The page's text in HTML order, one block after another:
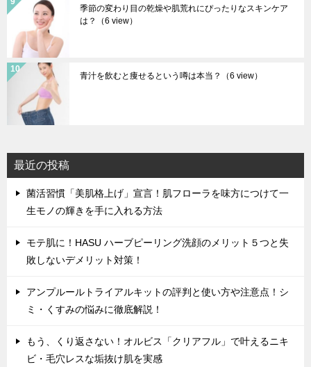
季節の変わり目の乾燥や肌荒れにぴったりなスキンケア
は？
（6 view）
青汁を飲むと痩せるという噂は本当？ （6 view）
最近の投稿
菌活習慣「美肌格上げ」宣言！肌フローラを味方につけて一
生モノの輝きを手に入れる方法
モテ肌に！HASU ハーブピーリング洗顔のメリット５つと失
敗しないデメリット対策！
アンプルールトライアルキットの評判と使い方や注意点！シ
ミ・くすみの悩みに徹底解説！
もう、くり返さない！オルビス「クリアフル」で叶えるニキ
ビ・毛穴レスな垢抜け肌を実感